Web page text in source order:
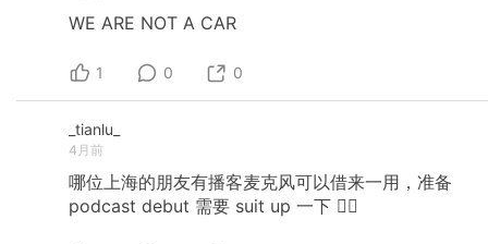
WE ARE NOT A CAR
1 0 0
_tianlu_
4月前
哪位上海的朋友有播客麦克风可以借来一用，准备
podcast debut 需要 suit up 一下 🙇‍♂️